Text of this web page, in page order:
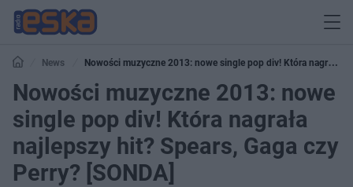
News
Nowości muzyczne 2013: nowe single pop div! Która nagrała
najlepszy hit? Spears, Gaga czy Perry? [SONDA]
Nowości muzyczne 2013: nowe
single pop div! Która nagrała
najlepszy hit? Spears, Gaga czy
Perry? [SONDA]